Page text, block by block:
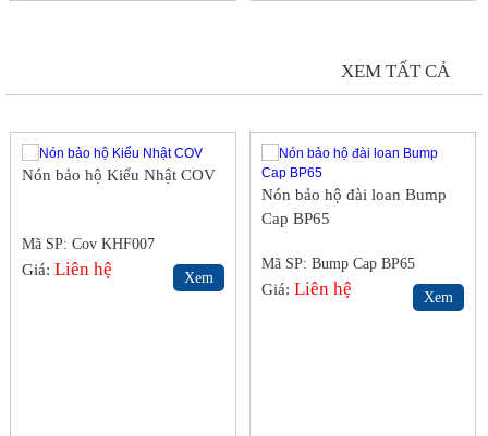
XEM TẤT CẢ
Nón bảo hộ Kiểu Nhật COV
Mã SP: Cov KHF007
Giá:Liên hệ Xem
Nón bảo hộ đài loan Bump
Cap BP65
Mã SP: Bump Cap BP65
Giá:Liên hệ Xem